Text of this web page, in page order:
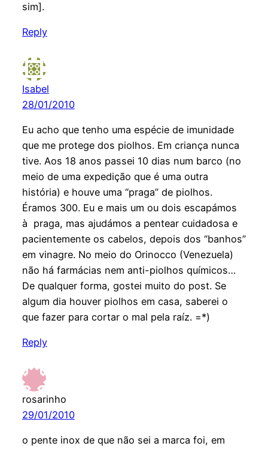
sim].
Reply
Isabel
28/01/2010
Eu acho que tenho uma espécie de imunidade
que me protege dos piolhos. Em criança nunca
tive. Aos 18 anos passei 10 dias num barco (no
meio de uma expedição que é uma outra
história) e houve uma “praga” de piolhos.
Éramos 300. Eu e mais um ou dois escapámos
à praga, mas ajudámos a pentear cuidadosa e
pacientemente os cabelos, depois dos “banhos”
em vinagre. No meio do Orinocco (Venezuela)
não há farmácias nem anti-piolhos químicos…
De qualquer forma, gostei muito do post. Se
algum dia houver piolhos em casa, saberei o
que fazer para cortar o mal pela raíz. =*)
Reply
rosarinho
29/01/2010
o pente inox de que não sei a marca foi, em